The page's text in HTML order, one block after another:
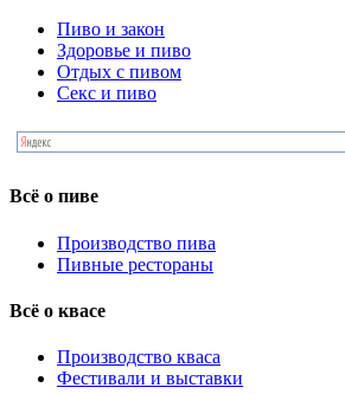
Пиво и закон
Здоровье и пиво
Отдых с пивом
Секс и пиво
Всё о пиве
Производство пива
Пивные рестораны
Всё о квасе
Производство кваса
Фестивали и выставки